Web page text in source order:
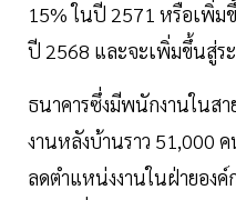
15% ในปี 2571 หรือเพิ่ม
ปี 2568 และจะเพิ่มขึ้นสู่ร
ธนาคารซึ่งมีพนักงานในส
งานหลังบ้านราว 51,000
ลดตำแหน่งงานในฝ่ายองค์